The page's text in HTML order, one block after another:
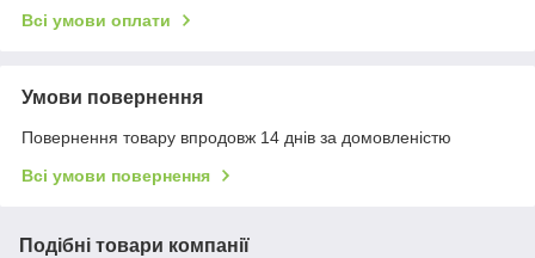
Всі умови оплати
Умови повернення
Повернення товару впродовж 14 днів за домовленістю
Всі умови повернення
Подібні товари компанії